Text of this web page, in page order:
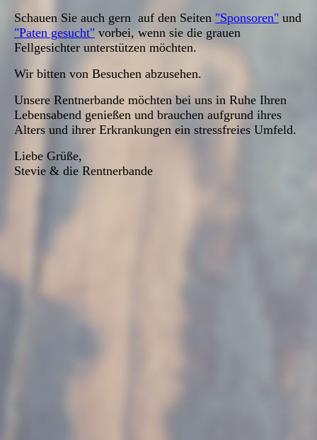
Schauen Sie auch gern auf den Seiten "Sponsoren" und
"Paten gesucht" vorbei, wenn sie die grauen
Fellgesichter unterstützen möchten.
Wir bitten von Besuchen abzusehen.
Unsere Rentnerbande möchten bei uns in Ruhe Ihren
Lebensabend genießen und brauchen aufgrund ihres
Alters und ihrer Erkrankungen ein stressfreies Umfeld.
Liebe Grüße,
Stevie & die Rentnerbande